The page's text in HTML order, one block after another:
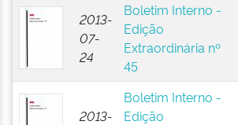
2013-
07-
24
Boletim Interno -
Edição
Extraordinária nº
45
2013-
Boletim Interno -
Edição